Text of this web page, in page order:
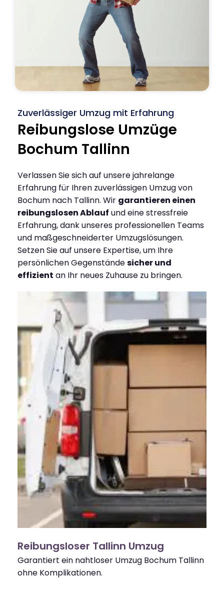
Zuverlässiger Umzug mit Erfahrung
Reibungslose Umzüge
Bochum Tallinn
Verlassen Sie sich auf unsere jahrelange
Erfahrung für Ihren zuverlässigen Umzug von
Bochum nach Tallinn. Wir garantieren einen
reibungslosen Ablauf und eine stressfreie
Erfahrung, dank unseres professionellen Teams
und maßgeschneiderter Umzugslösungen.
Setzen Sie auf unsere Expertise, um Ihre
persönlichen Gegenständesicher und
effizient an Ihr neues Zuhause zu bringen.
Reibungsloser Tallinn Umzug
Garantiert ein nahtloser Umzug Bochum Tallinn
ohne Komplikationen.